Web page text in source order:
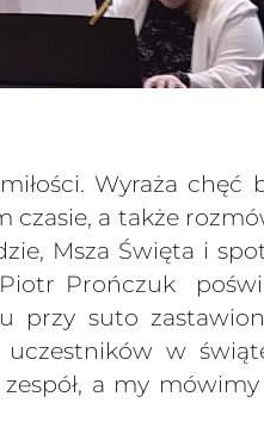
Wyraża chęć
czasie, a także
Msza Święta i
Prończuk
przy suto
uczestników w
a my